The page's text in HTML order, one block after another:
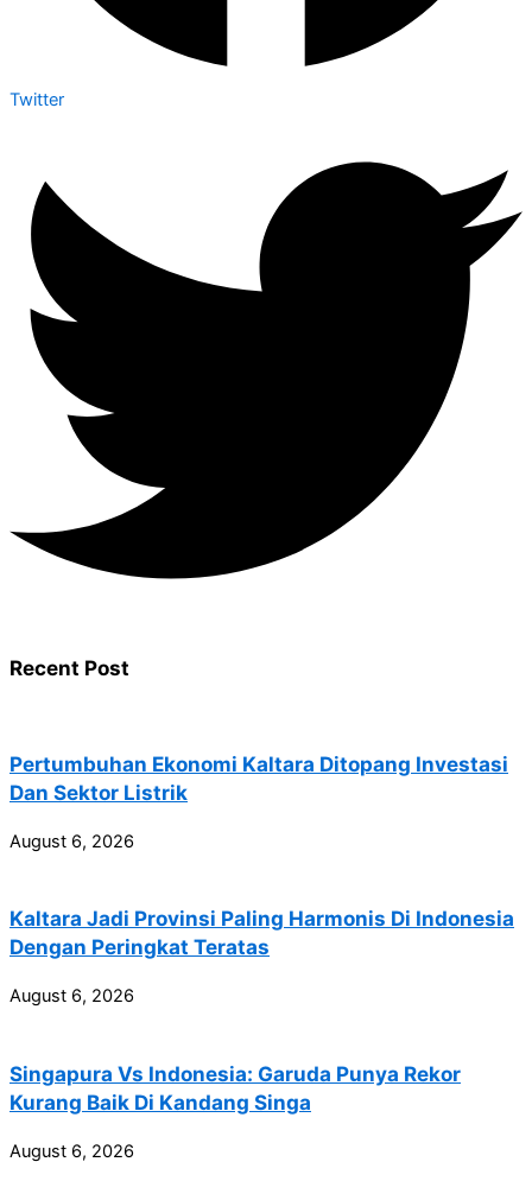
Twitter
Recent Post
Pertumbuhan Ekonomi Kaltara Ditopang Investasi
Dan Sektor Listrik
August 6, 2026
Kaltara Jadi Provinsi Paling Harmonis Di Indonesia
Dengan Peringkat Teratas
August 6, 2026
Singapura Vs Indonesia: Garuda Punya Rekor
Kurang Baik Di Kandang Singa
August 6, 2026